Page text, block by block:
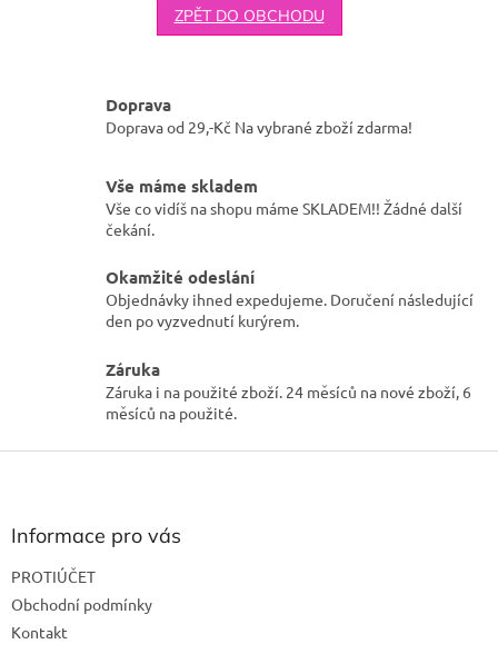
ZPĚT DO OBCHODU
Doprava
Doprava od 29,-Kč Na vybrané zboží zdarma!
Vše máme skladem
Vše co vidíš na shopu máme SKLADEM!! Žádné další
čekání.
Okamžité odeslání
Objednávky ihned expedujeme. Doručení následující
den po vyzvednutí kurýrem.
Záruka
Záruka i na použité zboží. 24 měsíců na nové zboží, 6
měsíců na použité.
Z
Informace pro vás
PROTIÚČET
Obchodní podmínky
Kontakt